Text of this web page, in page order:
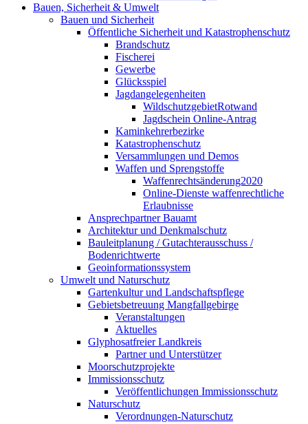
Bauen, Sicherheit & Umwelt
Bauen und Sicherheit
Öffentliche Sicherheit und Katastrophenschutz
Brandschutz
Fischerei
Gewerbe
Glücksspiel
Jagdangelegenheiten
WildschutzgebietRotwand
Jagdschein Online-Antrag
Kaminkehrerbezirke
Katastrophenschutz
Versammlungen und Demos
Waffen und Sprengstoffe
Waffenrechtsänderung2020
Online-Dienste waffenrechtliche
Erlaubnisse
Ansprechpartner Bauamt
Architektur und Denkmalschutz
Bauleitplanung / Gutachterausschuss /
Bodenrichtwerte
Geoinformationssystem
Umwelt und Naturschutz
Gartenkultur und Landschaftspflege
Gebietsbetreuung Mangfallgebirge
Veranstaltungen
Aktuelles
Glyphosatfreier Landkreis
Partner und Unterstützer
Moorschutzprojekte
Immissionsschutz
Veröffentlichungen Immissionsschutz
Naturschutz
Verordnungen-Naturschutz